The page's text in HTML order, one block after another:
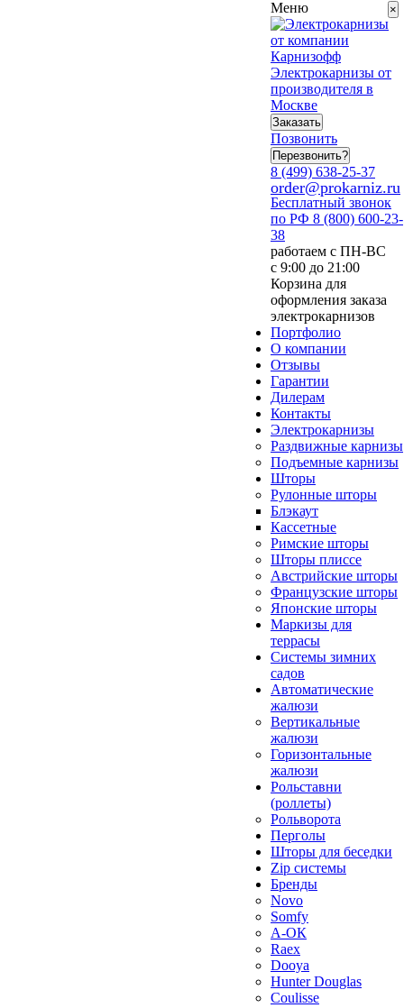
Меню
Электрокарнизы от
производителя в
Москве
Заказать
Позвонить
Перезвонить?
8 (499) 638-25-37
order@prokarniz.ru
Бесплатный звонок
по РФ 8 (800) 600-23-
38
работаем с ПН-ВС
с 9:00 до 21:00
Корзина для
оформления заказа
электрокарнизов
Портфолио
О компании
Отзывы
Гарантии
Дилерам
Контакты
Электрокарнизы
Раздвижные карнизы
Подъемные карнизы
Шторы
Рулонные шторы
Блэкаут
Кассетные
Римские шторы
Шторы плиссе
Австрийские шторы
Французские шторы
Японские шторы
Маркизы для
террасы
Системы зимних
садов
Автоматические
жалюзи
Вертикальные
жалюзи
Горизонтальные
жалюзи
Рольставни
(роллеты)
Рольворота
Перголы
Шторы для беседки
Zip системы
Бренды
Novo
Somfy
А-ОК
Raex
Dooya
Hunter Douglas
Coulisse
×